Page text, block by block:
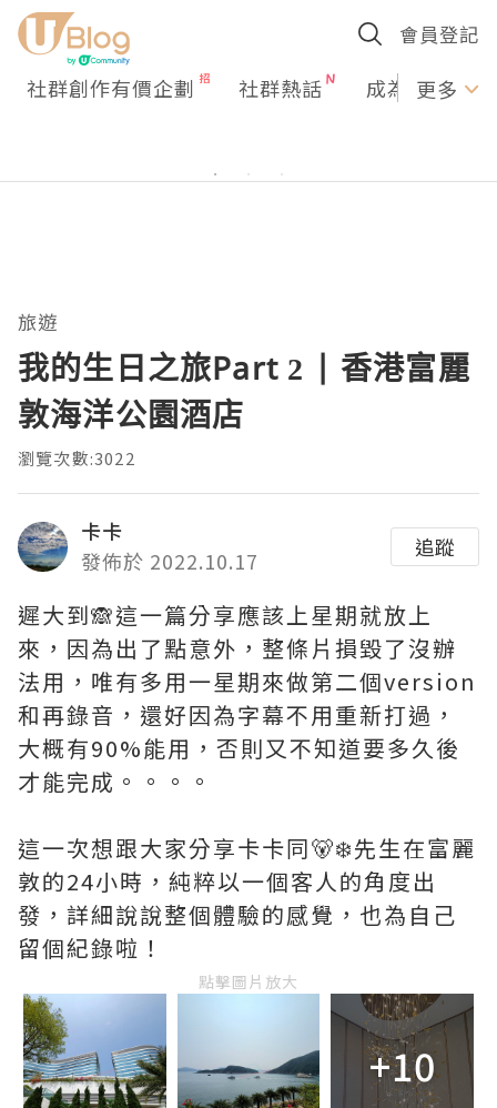
會員登記
社群創作有價企劃 社群熱話 成為U更多
旅遊
我的生日之旅Part 2 | 香港富麗
敦海洋公園酒店
瀏覽次數:3022
卡卡
發佈於 2022.10.17
追蹤
遲大到🙈這一篇分享應該上星期就放上
來，因為出了點意外，整條片損毀了沒辦
法用，唯有多用一星期來做第二個version
和再錄音，還好因為字幕不用重新打過，
大概有90%能用，否則又不知道要多久後
才能完成。。。。
這一次想跟大家分享卡卡同🐻‍❄️先生在富麗
敦的24小時，純粹以一個客人的角度出
發，詳細說說整個體驗的感覺，也為自己
留個紀錄啦！
點擊圖片放大
+10